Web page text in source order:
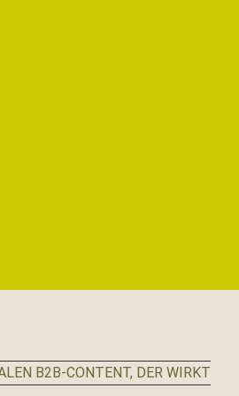
B2B-CONTENT, DER WIRKT